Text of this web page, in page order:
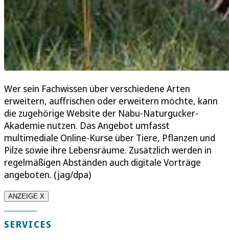
Wer sein Fachwissen über verschiedene Arten
erweitern, auffrischen oder erweitern möchte, kann
die zugehörige Website der Nabu-Naturgucker-
Akademie nutzen. Das Angebot umfasst
multimediale Online-Kurse über Tiere, Pflanzen und
Pilze sowie ihre Lebensräume. Zusätzlich werden in
regelmäßigen Abständen auch digitale Vorträge
angeboten. (jag/dpa)
ANZEIGE X
SERVICES